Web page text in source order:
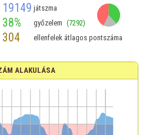
19149 játszma
38% győzelem (7292)
304 ellenfelek átlagos pontszáma
ALAKULÁSA